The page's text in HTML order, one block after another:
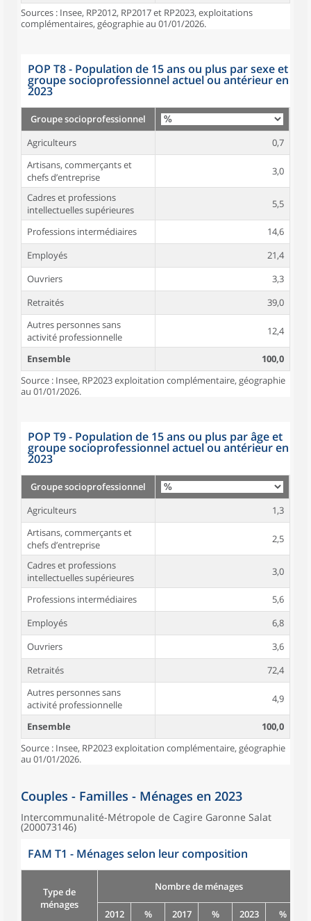
Sources : Insee, RP2012, RP2017 et RP2023, exploitations
complémentaires, géographie au 01/01/2026.
POP T8 - Population de 15 ans ou plus par sexe et
groupe socioprofessionnel actuel ou antérieur en
2023
Groupe socioprofessionnel
Agriculteurs
0,7
Artisans, commerçants et
chefs d’entreprise
3,0
Cadres et professions
intellectuelles supérieures
5,5
Professions intermédiaires
14,6
Employés
21,4
Ouvriers
3,3
Retraités
39,0
Autres personnes sans
activité professionnelle
12,4
Ensemble
100,0
Source : Insee, RP2023 exploitation complémentaire, géographie
au 01/01/2026.
POP T9 - Population de 15 ans ou plus par âge et
groupe socioprofessionnel actuel ou antérieur en
2023
Groupe socioprofessionnel
Agriculteurs
1,3
Artisans, commerçants et
chefs d’entreprise
2,5
Cadres et professions
intellectuelles supérieures
3,0
Professions intermédiaires
5,6
Employés
6,8
Ouvriers
3,6
Retraités
72,4
Autres personnes sans
activité professionnelle
4,9
Ensemble
100,0
Source : Insee, RP2023 exploitation complémentaire, géographie
au 01/01/2026.
Couples - Familles - Ménages en 2023
Intercommunalité-Métropole de Cagire Garonne Salat
(200073146)
FAM T1 - Ménages selon leur composition
Type de
ménages
Nombre de ménages
2012 % 2017 % 2023 %